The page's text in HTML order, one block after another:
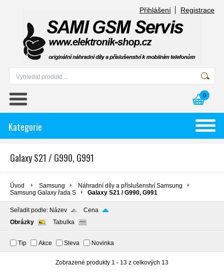
Přihlášení Registrace
0
Kategorie
Galaxy S21 / G990, G991
Úvod Samsung
Náhradní díly a příslušenství Samsung
Samsung Galaxy řada S
Galaxy S21 / G990, G991
Seřadit podle: Název
Cena
Obrázky
Tabulka
Tip Akce Sleva Novinka
Zobrazené produkty 1 - 13 z celkových 13